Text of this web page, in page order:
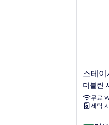
스
테
이
시
티
스테
더블린
무료
세탁